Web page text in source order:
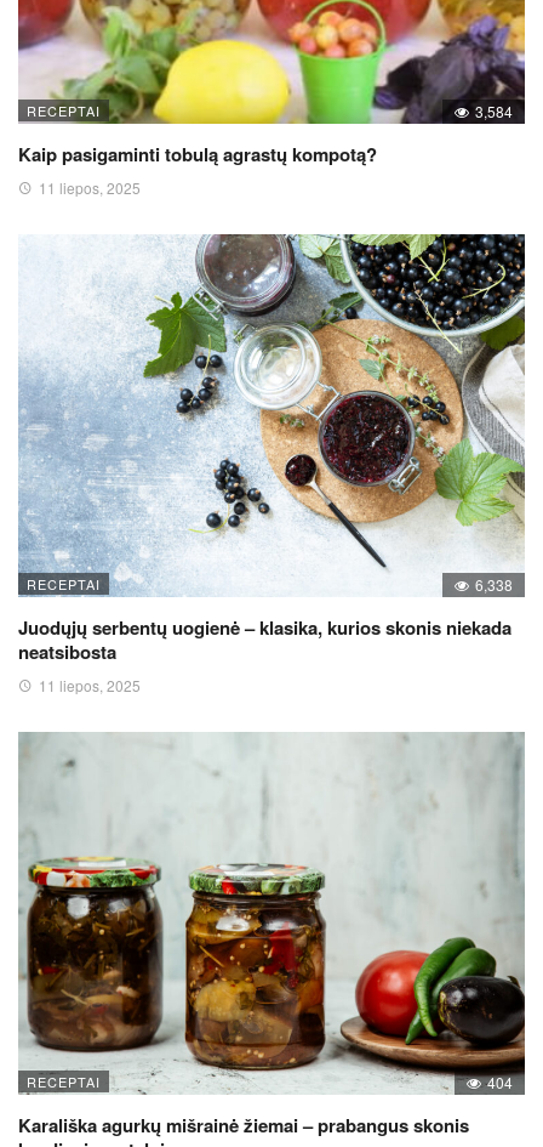
RECEPTAI 3,584
Kaip pasigaminti tobulą agrastų kompotą?
11 liepos, 2025
RECEPTAI 6,338
Juodųjų serbentų uogienė – klasika, kurios skonis niekada
neatsibosta
11 liepos, 2025
RECEPTAI 404
Karališka agurkų mišrainė žiemai – prabangus skonis